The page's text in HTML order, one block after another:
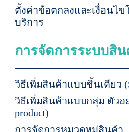
ตั้งค่าข้อตกลงและเงื่อนไข
บริการ
การจัดการระบบสิน
วิธีเพิ่มสินค้าแบบชิ้นเดียว
วิธีเพิ่มสินค้าแบบกลุ่ม ตัวอย่
product)
การจัดการหมวดหมู่สินค้า